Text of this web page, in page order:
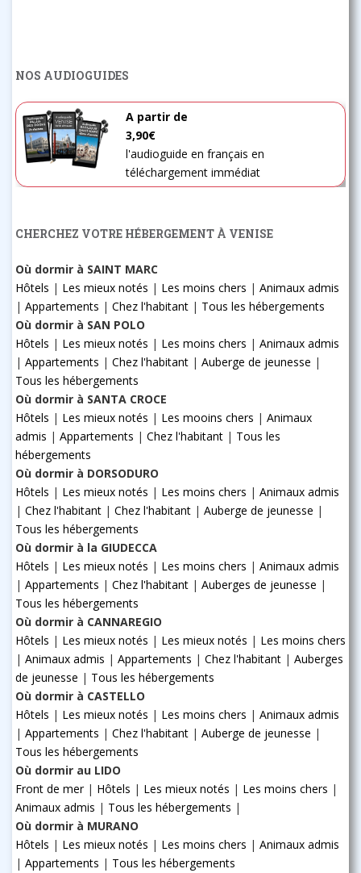
NOS AUDIOGUIDES
A partir de
3,90€
l'audioguide en français en
téléchargement immédiat
CHERCHEZ VOTRE HÉBERGEMENT À VENISE
Où dormir à SAINT MARC
Hôtels | Les mieux notés | Les moins chers | Animaux admis
| Appartements | Chez l'habitant | Tous les hébergements
Où dormir à SAN POLO
Hôtels | Les mieux notés | Les moins chers | Animaux admis
| Appartements | Chez l'habitant | Auberge de jeunesse |
Tous les hébergements
Où dormir à SANTA CROCE
Hôtels | Les mieux notés | Les mooins chers | Animaux
admis | Appartements | Chez l'habitant | Tous les
hébergements
Où dormir à DORSODURO
Hôtels | Les mieux notés | Les moins chers | Animaux admis
| Chez l'habitant | Chez l'habitant | Auberge de jeunesse |
Tous les hébergements
Où dormir à la GIUDECCA
Hôtels | Les mieux notés | Les moins chers | Animaux admis
| Appartements | Chez l'habitant | Auberges de jeunesse |
Tous les hébergements
Où dormir à CANNAREGIO
Hôtels | Les mieux notés | Les mieux notés | Les moins chers
| Animaux admis | Appartements | Chez l'habitant | Auberges
de jeunesse | Tous les hébergements
Où dormir à CASTELLO
Hôtels | Les mieux notés | Les moins chers | Animaux admis
| Appartements | Chez l'habitant | Auberge de jeunesse |
Tous les hébergements
Où dormir au LIDO
Front de mer| Hôtels | Les mieux notés | Les moins chers |
Animaux admis | Tous les hébergements |
Où dormir à MURANO
Hôtels | Les mieux notés | Les moins chers | Animaux admis
| Appartements | Tous les hébergements